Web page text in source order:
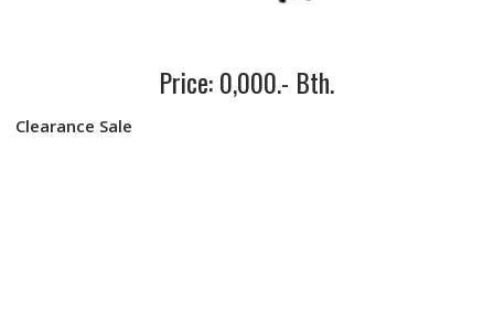
Price: 0,000.- Bth.
Clearance Sale